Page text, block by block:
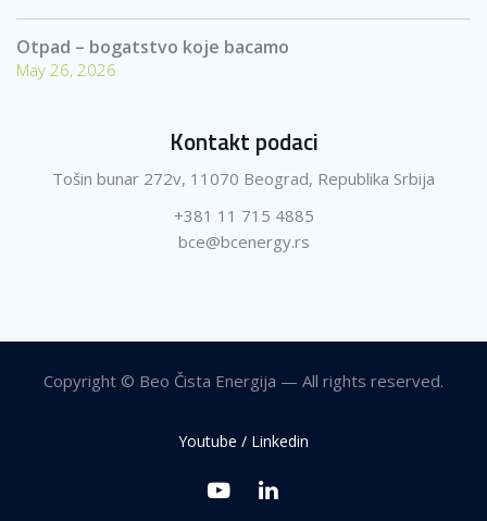
Otpad – bogatstvo koje bacamo
May 26, 2026
Kontakt podaci
Tošin bunar 272v, 11070 Beograd, Republika Srbija
+381 11 715 4885
bce@bcenergy.rs
Copyright © Beo Čista Energija — All rights reserved.
Youtube / Linkedin